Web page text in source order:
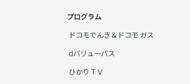
プログラム
ドコモでんき＆ドコモ ガス
dバリューパス
ひかりＴＶ